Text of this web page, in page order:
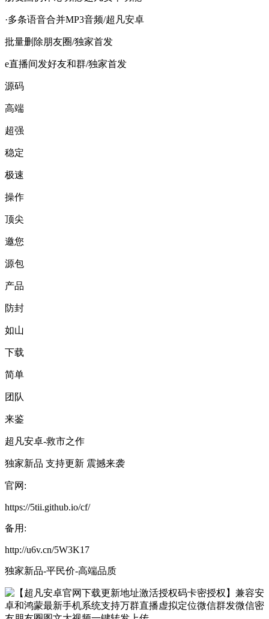
·多条语音合并MP3音频/超凡安卓
批量删除朋友圈/独家首发
e直播间发好友和群/独家首发
源码
高端
超强
稳定
极速
操作
顶尖
邀您
源包
产品
防封
如山
下载
简单
团队
来鉴
超凡安卓-救市之作
独家新品 支持更新 震撼来袭
官网:
https://5tii.github.io/cf/
备用:
http://u6v.cn/5W3K17
独家新品-平民价-高端品质